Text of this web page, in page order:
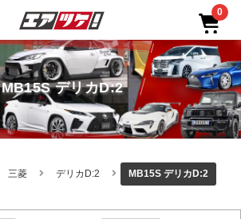
0
MB15S デリカD:2
三菱 デリカD:2 MB15S デリカD:2